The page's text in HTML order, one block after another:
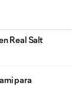
Real Salt
para